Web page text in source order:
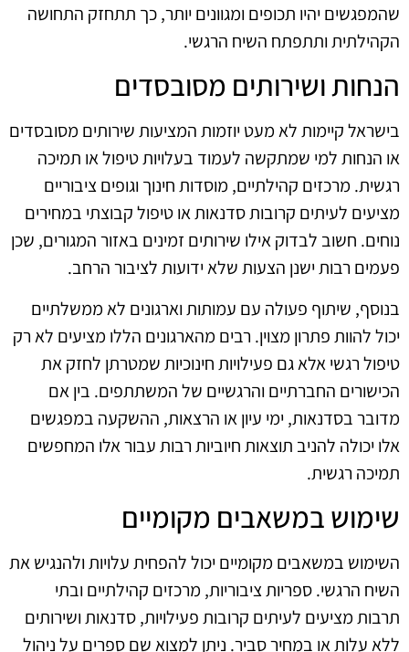
שהמפגשים יהיו תכופים ומגוונים יותר, כך תתחזק התחושה
הקהילתית ותתפתח השיח הרגשי.
הנחות ושירותים מסובסדים
בישראל קיימות לא מעט יוזמות המציעות שירותים מסובסדים
או הנחות למי שמתקשה לעמוד בעלויות טיפול או תמיכה
רגשית. מרכזים קהילתיים, מוסדות חינוך וגופים ציבוריים
מציעים לעיתים קרובות סדנאות או טיפול קבוצתי במחירים
נוחים. חשוב לבדוק אילו שירותים זמינים באזור המגורים, שכן
פעמים רבות ישנן הצעות שלא ידועות לציבור הרחב.
בנוסף, שיתוף פעולה עם עמותות וארגונים לא ממשלתיים
יכול להוות פתרון מצוין. רבים מהארגונים הללו מציעים לא רק
טיפול רגשי אלא גם פעילויות חינוכיות שמטרתן לחזק את
הכישורים החברתיים והרגשיים של המשתתפים. בין אם
מדובר בסדנאות, ימי עיון או הרצאות, ההשקעה במפגשים
אלו יכולה להניב תוצאות חיוביות רבות עבור אלו המחפשים
תמיכה רגשית.
שימוש במשאבים מקומיים
השימוש במשאבים מקומיים יכול להפחית עלויות ולהנגיש את
השיח הרגשי. ספריות ציבוריות, מרכזים קהילתיים ובתי
תרבות מציעים לעיתים קרובות פעילויות, סדנאות ושירותים
ללא עלות או במחיר סביר. ניתן למצוא שם ספרים על ניהול